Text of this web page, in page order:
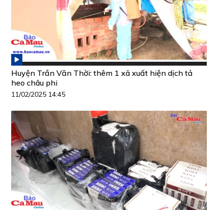
Huyện Trần Văn Thời: thêm 1 xã xuất hiện dịch tả
heo châu phi
11/02/2025 14:45